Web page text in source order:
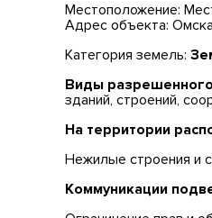
Местоположение:
Адрес объекта:
Категория земель:
Виды
зданий, строений,
На территории
Нежилые строения и
Коммуникации